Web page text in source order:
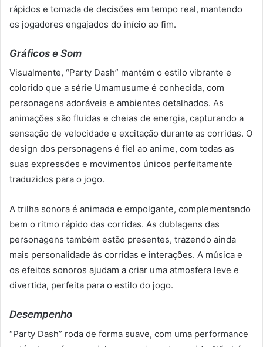
rápidos e tomada de decisões em tempo real, mantendo
os jogadores engajados do início ao fim.
Gráficos e Som
Visualmente, “Party Dash” mantém o estilo vibrante e
colorido que a série Umamusume é conhecida, com
personagens adoráveis e ambientes detalhados. As
animações são fluidas e cheias de energia, capturando a
sensação de velocidade e excitação durante as corridas. O
design dos personagens é fiel ao anime, com todas as
suas expressões e movimentos únicos perfeitamente
traduzidos para o jogo.
A trilha sonora é animada e empolgante, complementando
bem o ritmo rápido das corridas. As dublagens das
personagens também estão presentes, trazendo ainda
mais personalidade às corridas e interações. A música e
os efeitos sonoros ajudam a criar uma atmosfera leve e
divertida, perfeita para o estilo do jogo.
Desempenho
“Party Dash” roda de forma suave, com uma performance